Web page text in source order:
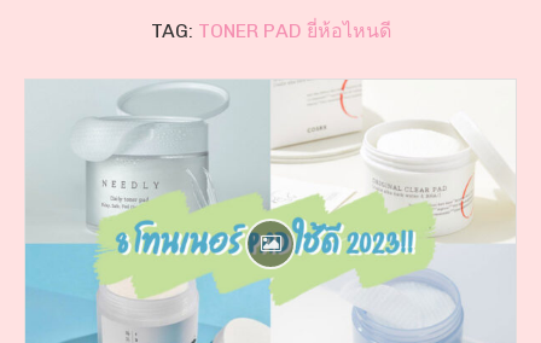
TAG: TONER PAD ยี่ห้อไหนดี